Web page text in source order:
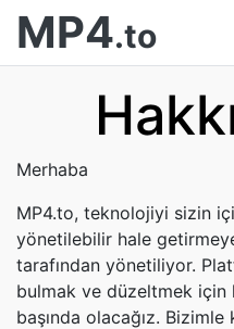
MP4.to
Merhaba
MP4.to, teknolojiyi sizin
yönetilebilir hale
tarafından yönetiliyor.
bulmak ve düzeltmek için
başında olacağız.